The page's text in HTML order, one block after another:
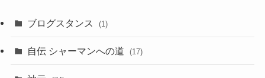
カ
ブ
ブログスタンス (1)
自伝 シャーマンへの道 (17)